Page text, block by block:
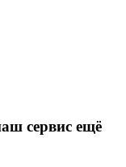
сервис ещё